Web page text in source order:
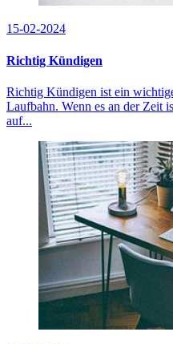
15-02-2024
Richtig Kündigen
Richtig Kündigen ist ein
Laufbahn. Wenn es an der Zeit
auf...